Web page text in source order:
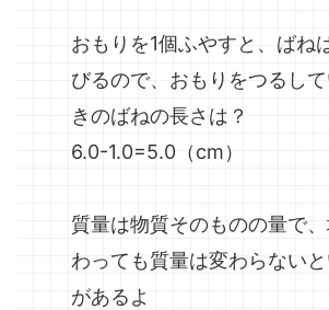
おもりを1個ふやすと、ばね
びるので、おもりをつるし
きのばねの長さは？
6.0-1.0=5.0（cm）
質量は物質そのものの量で
わっても質量は変わらない
があるよ